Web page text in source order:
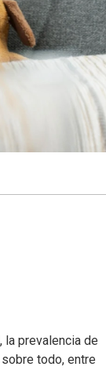
la prevalencia de
todo, entre